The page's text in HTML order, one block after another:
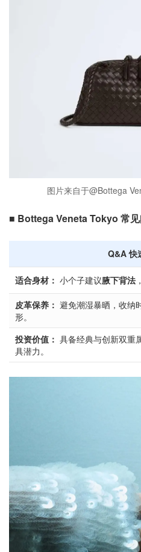
图片来自于@Bottega
■ Bottega Veneta Tokyo 常
Q&A 快
适合身材： 小个子建议腋下背法
皮革保养： 避免潮湿暴晒，收纳
形。
投资价值： 具备经典与创新双重
具潜力。